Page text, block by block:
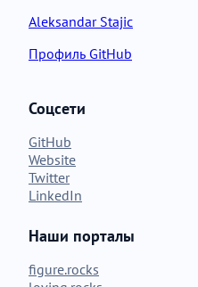
Aleksandar Stajic
Профиль GitHub
Соцсети
GitHub
Website
Twitter
LinkedIn
Наши порталы
figure.rocks